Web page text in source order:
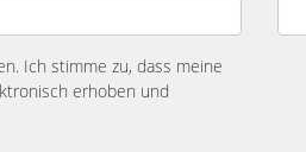
Ich stimme zu, dass meine
erhoben und